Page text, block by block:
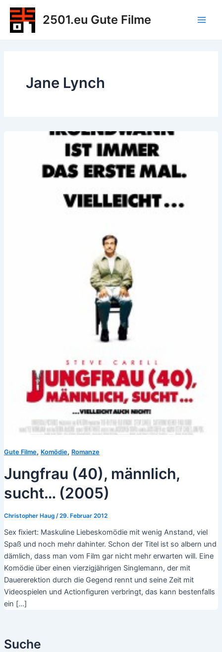
Zum
Inhalt
springen
2501.eu Gute Filme
Suche
Jane Lynch
Gute Filme, Komödie, Romanze
Jungfrau (40), männlich,
sucht… (2005)
Christopher Haug /29. Februar 2012
Sex fixiert: Maskuline Liebeskomödie mit wenig Anstand, viel
Spaß und noch mehr dahinter. Schon der Titel ist so albern und
dämlich, dass man vom Film gar nicht mehr erwarten will. Eine
Komödie über einen vierzigjährigen Singlemann, der mit
Dauererektion durch die Gegend rennt und seine Zeit mit
Videospielen und Actionfiguren verbringt, das kann bestenfalls
ein […]